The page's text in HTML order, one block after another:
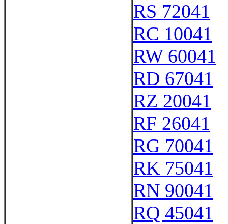
RS 72041
RC 10041
RW 60041
RD 67041
RZ 20041
RF 26041
RG 70041
RK 75041
RN 90041
RQ 45041